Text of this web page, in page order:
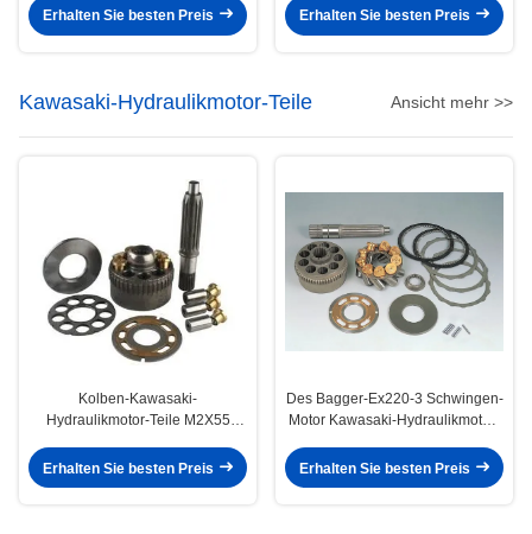
Reparatur-Sets Hpv091
Erhalten Sie besten Preis
Erhalten Sie besten Preis
Kawasaki-Hydraulikmotor-Teile Ansicht mehr >>
Kolben-Kawasaki-
Hydraulikmotor-Teile M2X55
des Bagger-DNB60
Erhalten Sie besten Preis
Des Bagger-Ex220-3 Schwingen-
Motor Kawasaki-Hydraulikmotor-
Erhalten Sie besten Preis